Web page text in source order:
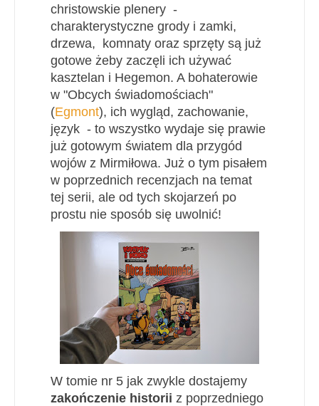
christowskie plenery -
charakterystyczne grody i zamki,
drzewa, komnaty oraz sprzęty są już
gotowe żeby zaczęli ich używać
kasztelan i Hegemon. A bohaterowie
w "Obcych świadomościach"
(Egmont), ich wygląd, zachowanie,
język - to wszystko wydaje się prawie
już gotowym światem dla przygód
wojów z Mirmiłowa. Już o tym pisałem
w poprzednich recenzjach na temat
tej serii, ale od tych skojarzeń po
prostu nie sposób się uwolnić!
W tomie nr 5 jak zwykle dostajemy
zakończenie historii z poprzedniego